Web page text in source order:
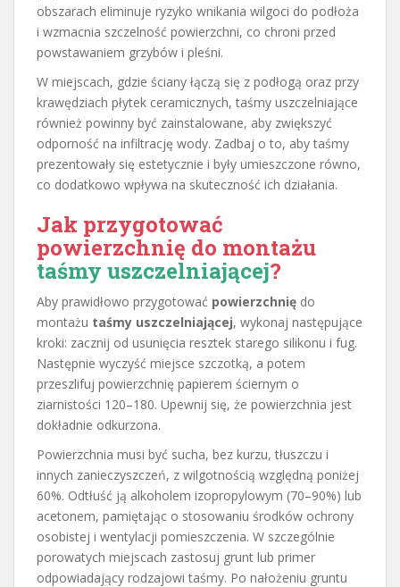
obszarach eliminuje ryzyko wnikania wilgoci do podłoża
i wzmacnia szczelność powierzchni, co chroni przed
powstawaniem grzybów i pleśni.
W miejscach, gdzie ściany łączą się z podłogą oraz przy
krawędziach płytek ceramicznych, taśmy uszczelniające
również powinny być zainstalowane, aby zwiększyć
odporność na infiltrację wody. Zadbaj o to, aby taśmy
prezentowały się estetycznie i były umieszczone równo,
co dodatkowo wpływa na skuteczność ich działania.
Jak przygotować
powierzchnię do montażu
taśmy uszczelniającej?
Aby prawidłowo przygotować powierzchnię do
montażu taśmy uszczelniającej, wykonaj następujące
kroki: zacznij od usunięcia resztek starego silikonu i fug.
Następnie wyczyść miejsce szczotką, a potem
przeszlifuj powierzchnię papierem ściernym o
ziarnistości 120–180. Upewnij się, że powierzchnia jest
dokładnie odkurzona.
Powierzchnia musi być sucha, bez kurzu, tłuszczu i
innych zanieczyszczeń, z wilgotnością względną poniżej
60%. Odtłuść ją alkoholem izopropylowym (70–90%) lub
acetonem, pamiętając o stosowaniu środków ochrony
osobistej i wentylacji pomieszczenia. W szczególnie
porowatych miejscach zastosuj grunt lub primer
odpowiadający rodzajowi taśmy. Po nałożeniu gruntu